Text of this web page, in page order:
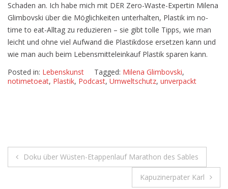
Schaden an. Ich habe mich mit DER Zero-Waste-Expertin Milena
Glimbovski über die Möglichkeiten unterhalten, Plastik im no-
time to eat-Alltag zu reduzieren – sie gibt tolle Tipps, wie man
leicht und ohne viel Aufwand die Plastikdose ersetzen kann und
wie man auch beim Lebensmitteleinkauf Plastik sparen kann.
Posted in: Lebenskunst Tagged: Milena Glimbovski,
notimetoeat, Plastik, Podcast, Umweltschutz, unverpackt
Beitragsnavigation
Doku über Wüsten-Etappenlauf Marathon des Sables
Kapuzinerpater Karl